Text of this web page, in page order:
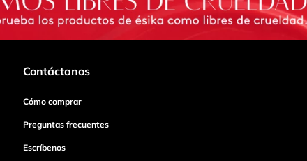
Contáctanos
Cómo comprar
Preguntas frecuentes
Escríbenos